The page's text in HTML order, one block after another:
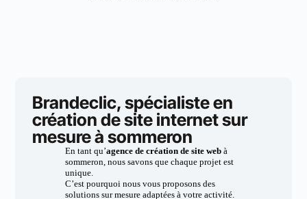
Brandeclic, spécialiste en
création de site internet sur
mesure à sommeron
En tant qu’agence de création de site webà
sommeron, nous savons que chaque projet est
unique.
C’est pourquoi nous vous proposons des
solutions sur mesure adaptées à votre activité.